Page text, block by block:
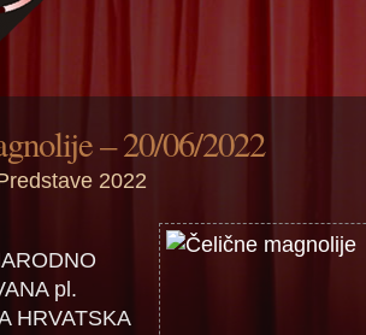
– 20/06/2022
2022
pl.
HRVATSKA